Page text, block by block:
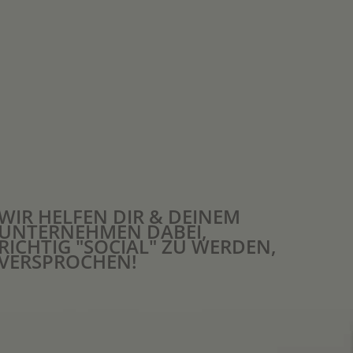
HELFEN DIR & DEINEM
DABEI,
"SOCIAL" ZU WERDEN,